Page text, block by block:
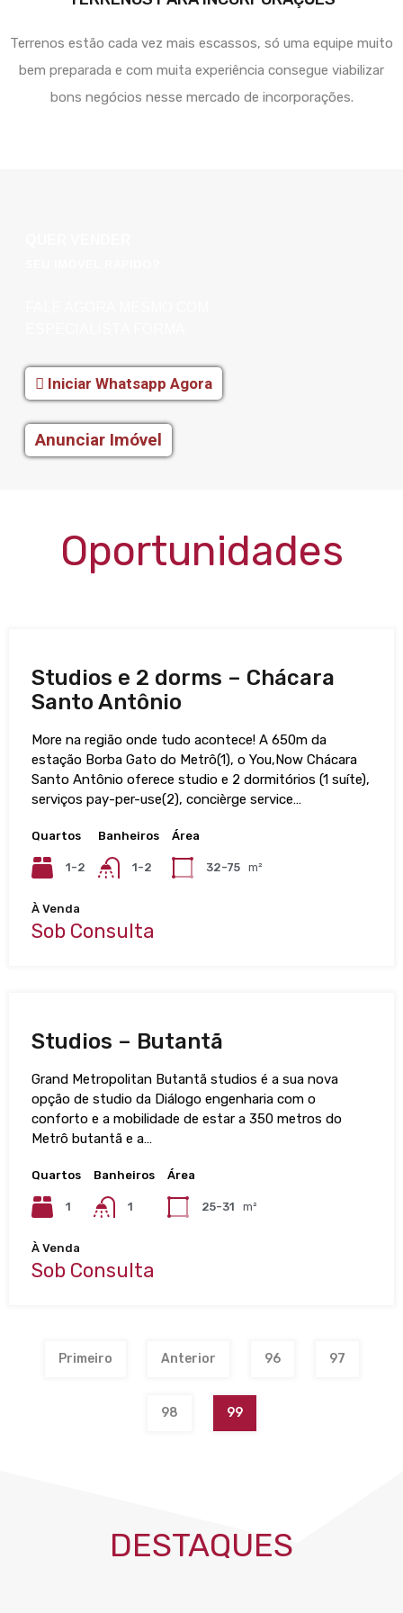
Terrenos estão cada vez mais escassos, só uma equipe muito
bem preparada e com muita experiência consegue viabilizar
bons negócios nesse mercado de incorporações.
Iniciar Whatsapp Agora
Anunciar Imóvel
Oportunidades
Studios e 2 dorms – Chácara
Santo Antônio
More na região onde tudo acontece! A 650m da
estação Borba Gato do Metrô(1), o You,Now Chácara
Santo Antônio oferece studio e 2 dormitórios (1 suíte),
serviços pay-per-use(2), concièrge service…
Quartos
1-2
Banheiros
1-2
Área
32-75 m²
À Venda
Sob Consulta
Studios – Butantã
Grand Metropolitan Butantã studios é a sua nova
opção de studio da Diálogo engenharia com o
conforto e a mobilidade de estar a 350 metros do
Metrô butantã e a…
Quartos
1
Banheiros
1
Área
25-31 m²
À Venda
Sob Consulta
Primeiro Anterior 96 97
98 99
DESTAQUES